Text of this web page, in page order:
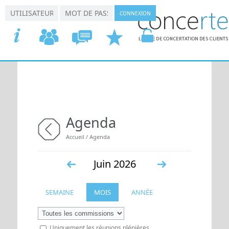
Agenda
Vous êtes ici
Accueil / Agenda
Juin 2026
Préc.
SEMAINE MOIS ANNÉE